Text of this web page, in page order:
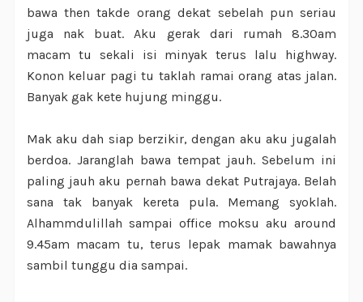
bawa then takde orang dekat sebelah pun seriau
juga nak buat. Aku gerak dari rumah 8.30am
macam tu sekali isi minyak terus lalu highway.
Konon keluar pagi tu taklah ramai orang atas jalan.
Banyak gak kete hujung minggu.
Mak aku dah siap berzikir, dengan aku aku jugalah
berdoa. Jaranglah bawa tempat jauh. Sebelum ini
paling jauh aku pernah bawa dekat Putrajaya. Belah
sana tak banyak kereta pula. Memang syoklah.
Alhammdulillah sampai office moksu aku around
9.45am macam tu, terus lepak mamak bawahnya
sambil tunggu dia sampai.